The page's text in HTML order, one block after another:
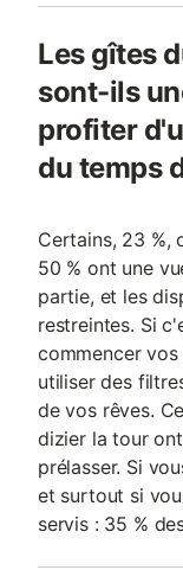
Les gîtes
sont-ils
profiter
du temps
Certains, 23 %,
50 % ont une
partie, et les
restreintes. Si
commencer
utiliser des
de vos rêves.
dizier la tour
prélasser. Si
et surtout si
servis : 35 %